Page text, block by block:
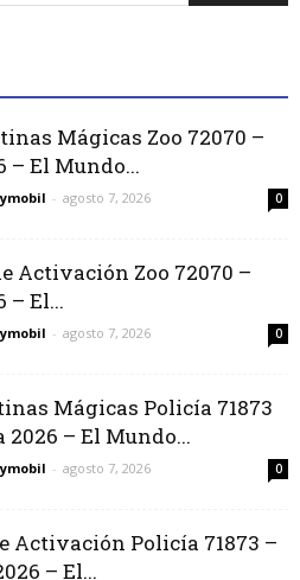
Mágicas Zoo 72070 –
– El Mundo...
- agosto 7, 2026 0
Activación Zoo 72070 –
– El...
- agosto 7, 2026 0
Mágicas Policía 71873
– El Mundo...
- agosto 7, 2026 0
Activación Policía 71873 –
– El...